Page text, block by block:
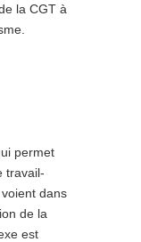
la CGT à
permet
travail­
voient dans
de la
est